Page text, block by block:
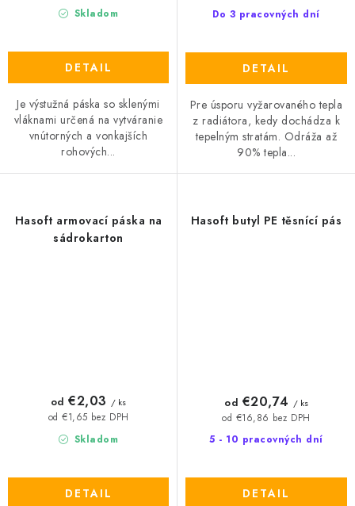
Skladom
DETAIL
Je výstužná páska so sklenými
vláknami určená na vytváranie
vnútorných a vonkajších
rohových...
Do 3 pracovných dní
DETAIL
Pre úsporu vyžarovaného tepla
z radiátora, kedy dochádza k
tepelným stratám. Odráža až
90% tepla...
Hasoft armovací páska na
sádrokarton
Skladom
od €1,65 bez DPH
od €2,03 / ks
DETAIL
Hasoft butyl PE těsnící pás
5 - 10 pracovných dní
od €16,86 bez DPH
od €20,74 / ks
DETAIL